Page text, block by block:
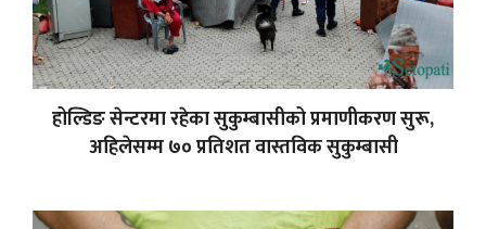
होल्डिङ सेन्टरमा रहेका सुकुम्बासीको प्रमाणीकरण सुरू,
अहिलेसम्म ७० प्रतिशत वास्तविक सुकुम्बासी